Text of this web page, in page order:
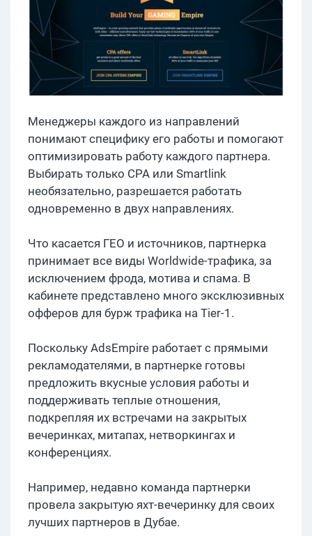
Менеджеры каждого из направлений
понимают специфику его работы и помогают
оптимизировать работу каждого партнера.
Выбирать только CPA или Smartlink
необязательно, разрешается работать
одновременно в двух направлениях.
Что касается ГЕО и источников, партнерка
принимает все виды Worldwide-трафика, за
исключением фрода, мотива и спама. В
кабинете представлено много эксклюзивных
офферов для бурж трафика на Tier-1.
Поскольку AdsEmpire работает с прямыми
рекламодателями, в партнерке готовы
предложить вкусные условия работы и
поддерживать теплые отношения,
подкрепляя их встречами на закрытых
вечеринках, митапах, нетворкингах и
конференциях.
Например, недавно команда партнерки
провела закрытую яхт-вечеринку для своих
лучших партнеров в Дубае.